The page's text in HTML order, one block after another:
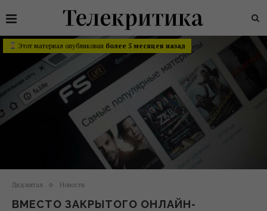
Этот материал опубликован более 5 месяцев назад
Диджитал Новости
ВМЕСТО ЗАКРЫТОГО ОНЛАЙН-